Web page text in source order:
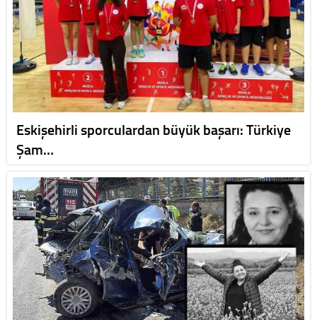
Eskişehirli sporculardan büyük başarı: Türkiye
Şam…